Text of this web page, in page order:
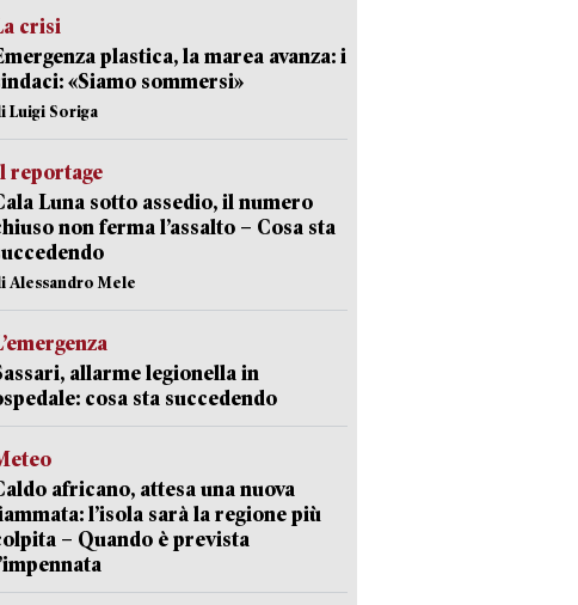
crisi
plastica, la marea avanza: i
«Siamo sommersi»
Luigi Soriga
reportage
Luna sotto assedio, il numero
non ferma l’assalto – Cosa sta
Alessandro Mele
allarme legionella in
cosa sta succedendo
africano, attesa una nuova
l’isola sarà la regione più
– Quando è prevista